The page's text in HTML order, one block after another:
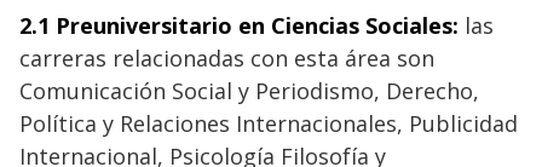
2.1 Preuniversitario en Ciencias Sociales: las
carreras relacionadas con esta área son
Comunicación Social y Periodismo, Derecho,
Política y Relaciones Internacionales, Publicidad
Internacional, Psicología Filosofía y